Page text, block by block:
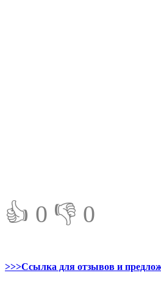
👍 0 👎 0
>>>Ссылка для отзывов и